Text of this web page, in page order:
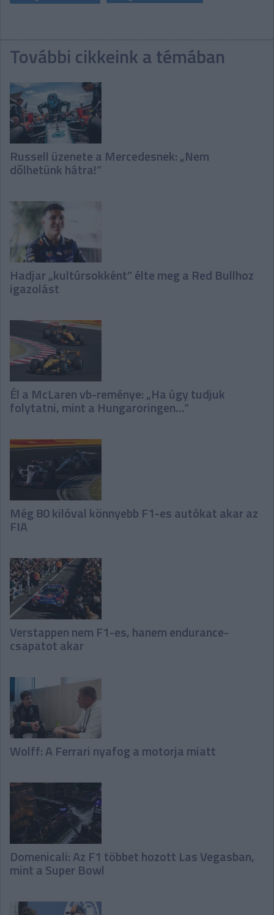
További cikkeink a témában
Russell üzenete a Mercedesnek: „Nem
dőlhetünk hátra!”
Hadjar „kultúrsokként” élte meg a Red Bullhoz
igazolást
Él a McLaren vb-reménye: „Ha úgy tudjuk
folytatni, mint a Hungaroringen…”
Még 80 kilóval könnyebb F1-es autókat akar az
FIA
Verstappen nem F1-es, hanem endurance-
csapatot akar
Wolff: A Ferrari nyafog a motorja miatt
Domenicali: Az F1 többet hozott Las Vegasban,
mint a Super Bowl